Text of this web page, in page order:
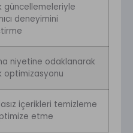
güncellemeleriyle
deneyimini
niyetine odaklanarak
optimizasyonu
içerikleri temizleme
etme